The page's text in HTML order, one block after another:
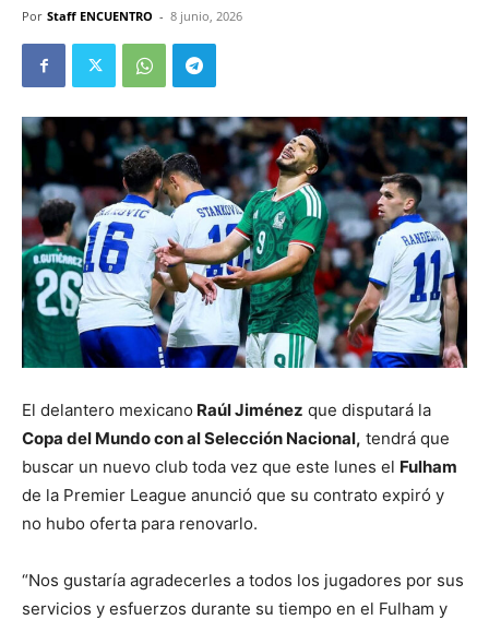
Por Staff ENCUENTRO - 8 junio, 2026
El delantero mexicano Raúl Jiménez que disputará la
Copa del Mundo con al Selección Nacional, tendrá que
buscar un nuevo club toda vez que este lunes el Fulham
de la Premier League anunció que su contrato expiró y
no hubo oferta para renovarlo.
“Nos gustaría agradecerles a todos los jugadores por sus
servicios y esfuerzos durante su tiempo en el Fulham y